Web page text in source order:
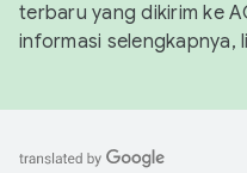
terbaru yang dikirim ke
informasi selengkapnya,